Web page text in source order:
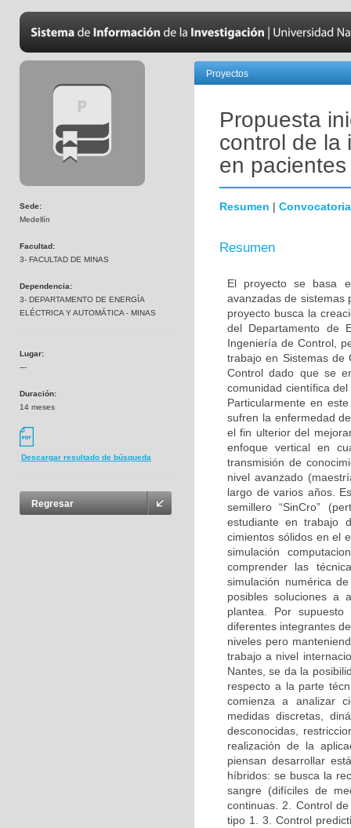
Sede:
Medellín
Facultad:
3- FACULTAD DE MINAS
Dependencia:
3- DEPARTAMENTO DE ENERGÍA
ELÉCTRICA Y AUTOMÁTICA - MINAS
Lugar:
---
Duración:
14 meses
Descargar resultado de búsqueda
Regresar
Proyectos
Propuesta
control de la
en
Resumen | Convocatoria
Resumen
El proyecto se basa
avanzadas de sistemas
proyecto busca la
del Departamento de
Ingeniería de Control,
trabajo en Sistemas de
Control dado que se
comunidad científica
Particularmente en
sufren la enfermedad
el fin ulterior del
enfoque vertical en
transmisión de
nivel avanzado
largo de varios años.
semillero “SinCro”
estudiante en trabajo
cimientos sólidos en el
simulación
comprender las
simulación numérica
posibles soluciones a
plantea. Por
diferentes integrantes
niveles pero
trabajo a nivel
Nantes, se da la
respecto a la parte
comienza a analizar
medidas discretas,
desconocidas,
realización de la
piensan desarrollar
híbridos: se busca la
sangre (difíciles de
continuas. 2. Control
tipo 1. 3. Control